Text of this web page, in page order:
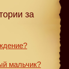
за
мальчик?